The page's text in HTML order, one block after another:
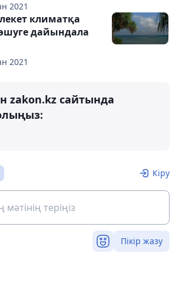
2021
2021
климатқа
дайындала
zakon.kz сайтында
Кіру
Пікір жазу